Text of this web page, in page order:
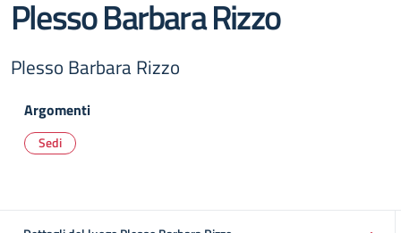
Plesso Barbara Rizzo
Plesso Barbara Rizzo
Argomenti
Sedi